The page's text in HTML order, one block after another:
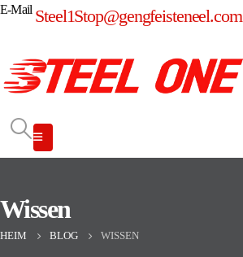
E-Mail Steel1Stop@gengfeisteneel.com
Wissen
HEIM BLOG WISSEN